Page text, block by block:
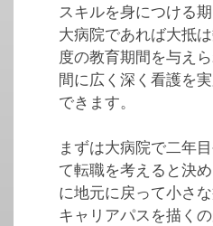
スキルを身につける
大病院であれば大抵
度の教育期間を与え
間に広く深く看護を
できます。
まずは大病院で二年
て転職を考えると決
に地元に戻って小さ
キャリアパスを描く